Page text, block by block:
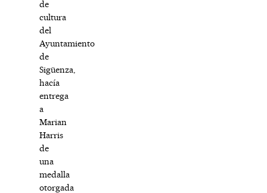
de
cultura
del
Ayuntamiento
de
Sigüenza,
hacía
entrega
a
Marian
Harris
de
una
medalla
otorgada